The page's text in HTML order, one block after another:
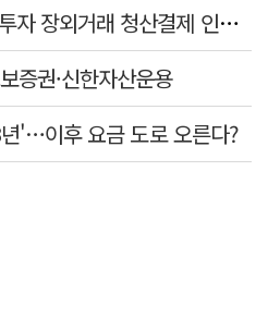
예탁결제원, 비상장·조각투자 장외거래 청산결제 인프라 구축 착수…연내 가동
증권·신한자산운용
'…이후 요금 도로 오른다?